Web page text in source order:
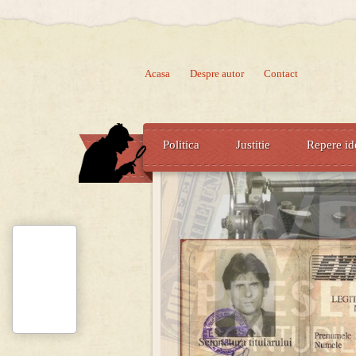
Acasa Despre autor Contact
Politica Justitie Repere